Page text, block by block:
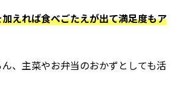
えれば食べごたえが出て満足度もア
、主菜やお弁当のおかずとしても活